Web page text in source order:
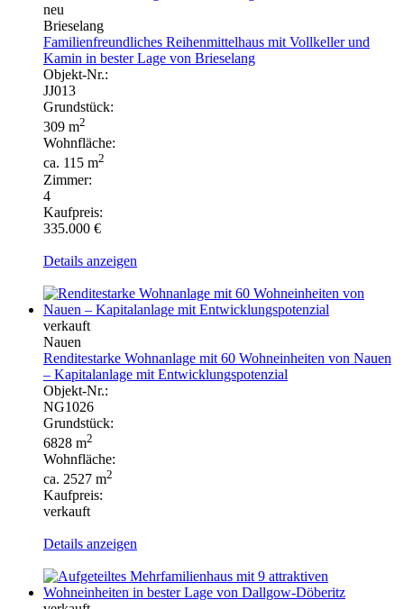
neu
Brieselang
Familienfreundliches Reihenmittelhaus mit Vollkeller und
Kamin in bester Lage von Brieselang
Objekt-Nr.:
JJ013
Grundstück:
309 m2
Wohnfläche:
ca. 115 m2
Zimmer:
4
Kaufpreis:
335.000 €
Details anzeigen
verkauft
Nauen
Renditestarke Wohnanlage mit 60 Wohneinheiten von Nauen
– Kapitalanlage mit Entwicklungspotenzial
Objekt-Nr.:
NG1026
Grundstück:
6828 m2
Wohnfläche:
ca. 2527 m2
Kaufpreis:
verkauft
Details anzeigen